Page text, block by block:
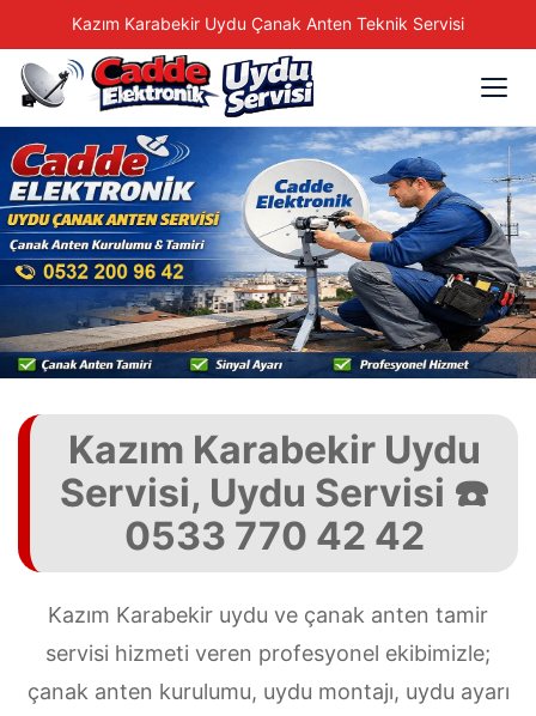
Kazım Karabekir Uydu Çanak Anten Teknik Servisi
Kazım Karabekir Uydu
Servisi, Uydu Servisi ☎️
0533 770 42 42
Kazım Karabekir uydu ve çanak anten tamir
servisi hizmeti veren profesyonel ekibimizle;
çanak anten kurulumu, uydu montajı, uydu ayarı